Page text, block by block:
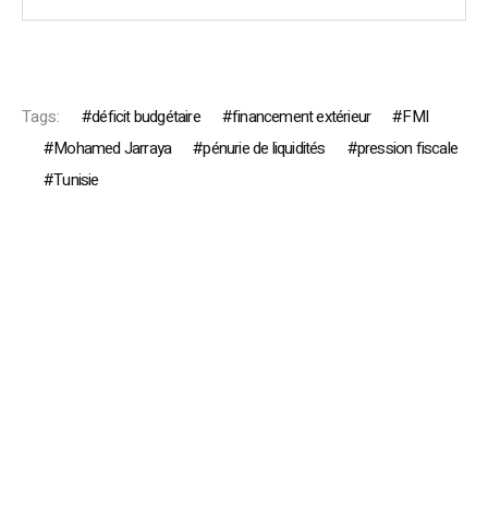
Tags: déficit budgétaire financement extérieur
FMI
Mohamed Jarraya
pénurie de liquidités
pression fiscale
Tunisie